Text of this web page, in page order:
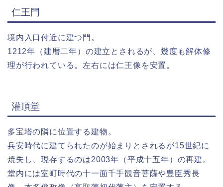
仁王門
境内入口付近に建つ門。
1212年（建暦二年）の建立とされるが、幾度も解体修
理が行われている。左右には仁王像を安置。
灌頂堂
多宝塔の隣に位置する建物。
兵安時代に建てられたのが始まりとされるが15世紀に
焼失し、現存するのは2003年（平成十五年）の再建。
堂内には室町時代の十一面千手観音菩薩や豊臣秀長